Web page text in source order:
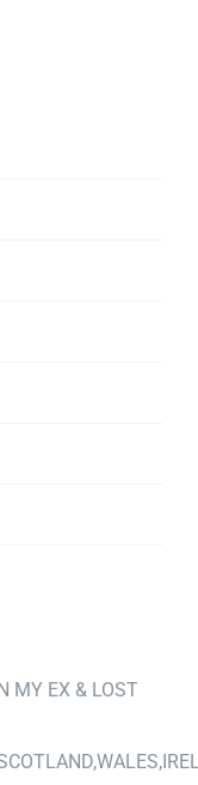
MY EX & LOST